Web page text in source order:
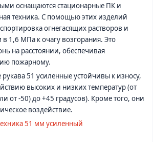
оснащаются стационарные ПК и
техника. С помощью этих изделий
огнегасящих растворов и
1,6 МПа к очагу возгорания. Это
на расстоянии, обеспечивая
пожарному.
51 усиленные устойчивы к износу,
высоких и низких температур (от
от -50) до +45 градусов). Кроме того, они
воздействие.
51 мм усиленный